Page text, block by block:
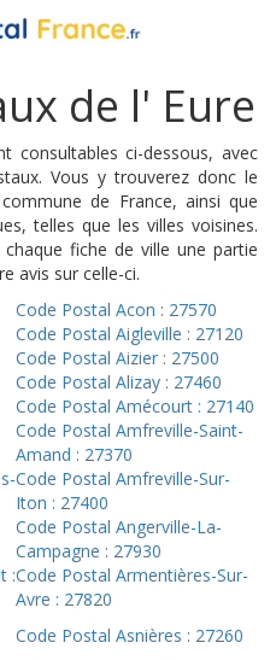
de l' Eure
consultables ci-dessous, avec
Vous y trouverez donc le
de France, ainsi que
telles que les villes voisines.
fiche de ville une partie
avis sur celle-ci.
Code Postal Acon : 27570
Code Postal Aigleville : 27120
Code Postal Aizier : 27500
Code Postal Alizay : 27460
Code Postal Amécourt : 27140
Code Postal Amfreville-Saint-
Amand : 27370
Code Postal Amfreville-Sur-
Iton : 27400
Code Postal Angerville-La-
Campagne : 27930
:Code Postal Armentières-Sur-
Avre : 27820
Code Postal Asnières : 27260